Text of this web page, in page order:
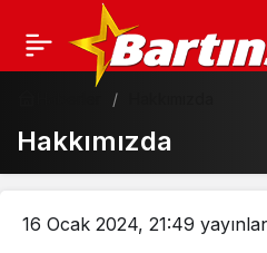
Hakkımızda
16 Ocak 2024, 21:49